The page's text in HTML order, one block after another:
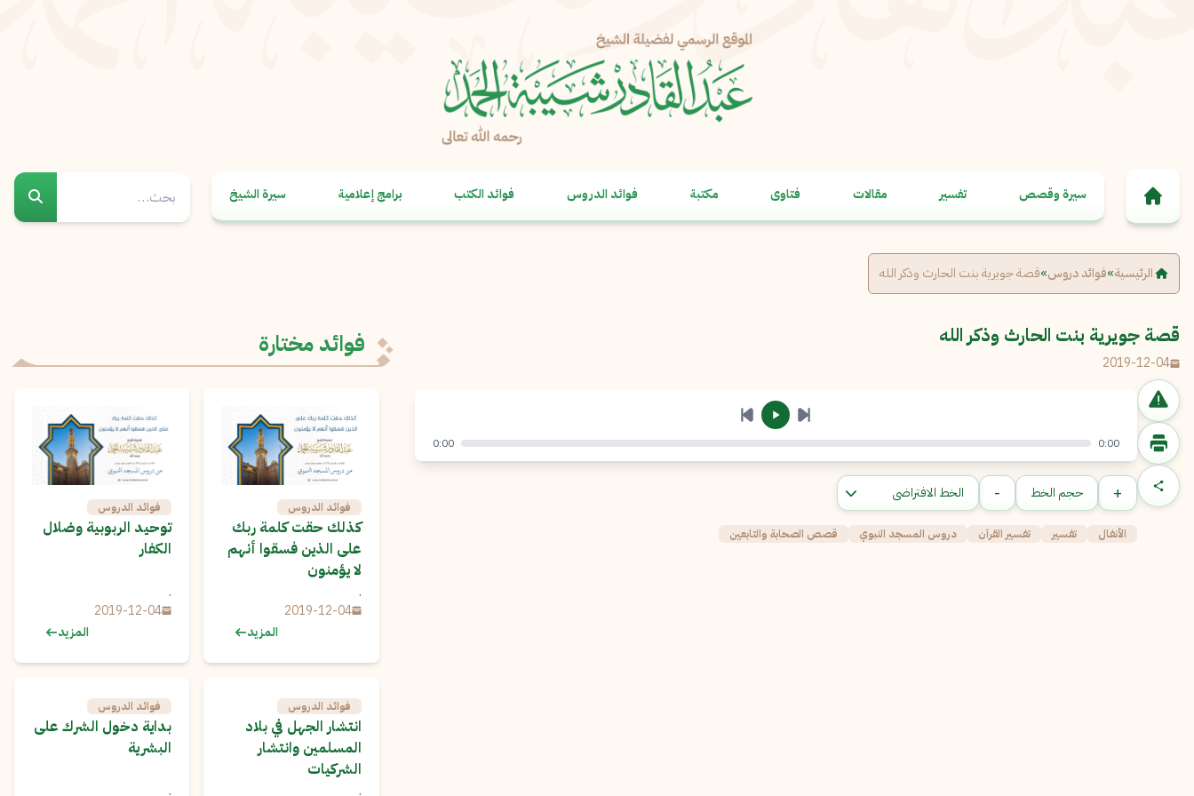
سيرة وقصص تفسير مقالات فتاوى مكتبة فوائد الدروس فوائد الكتب برامج إعلامية سيرة الشيخ
الرئيسية»فوائد دروس»قصة جويرية بنت الحارث وذكر الله
قصة جويرية بنت الحارث وذكر الله
2019-12-04
الإبلاغ عن مشكلة
البريد الإلكتروني*
إرسال
نسخ
0:00
0:00
+ حجم الخط -
الأنفال تفسير تفسير القرآن دروس المسجد النبوي قصص الصحابة والتابعين
فوائد مختارة
فوائد الدروس
كذلك حقت كلمة ربك
على الذين فسقوا أنهم
لا يؤمنون
.
2019-12-04
المزيد
فوائد الدروس
توحيد الربوبية وضلال
الكفار
.
2019-12-04
المزيد
فوائد الدروس
انتشار الجهل في بلاد
المسلمين وانتشار
الشركيات
.
فوائد الدروس
بداية دخول الشرك على
البشرية
.